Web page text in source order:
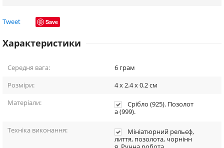
Tweet Save
Характеристики
Середня вага: 6 грам
Розміри:
4 x 2.4 x 0.2см
Матеріали:
Срібло (925). Позолот
а (999).
Техніка виконання:
Мініатюрний рельєф,
лиття, позолота, чорнінн